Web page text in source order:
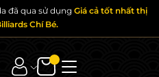
đã qua sử dụng Giá cả tốt nhất thị
Chí Bé.